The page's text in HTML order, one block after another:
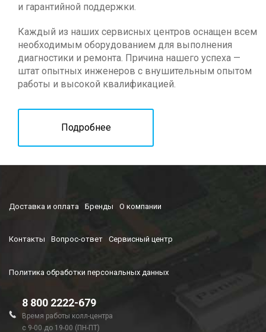
и гарантийной поддержки.
Каждый из наших сервисных центров оснащен всем
необходимым оборудованием для выполнения
диагностики и ремонта. Причина нашего успеха —
штат опытных инженеров с внушительным опытом
работы и высокой квалификацией.
Подробнее
Доставка и оплата Бренды О компании
Контакты Вопрос-ответ Сервисный центр
Политика обработки персональных данных
8 800 2222-679
Время работы колл-центра
с 9-00 до 19-00 (ПН-ПТ)